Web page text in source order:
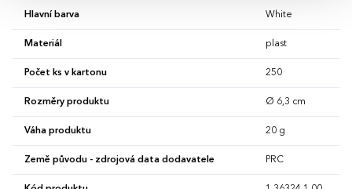
Hlavní barva White
Materiál plast
Počet ks v kartonu 250
Rozměry produktu Ø 6,3 cm
Váha produktu 20 g
Země původu - zdrojová data dodavatele PRC